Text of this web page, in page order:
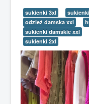
sukienki 3xl
odzież damska xxl
sukienki damskie xxl
sukienki 2xl